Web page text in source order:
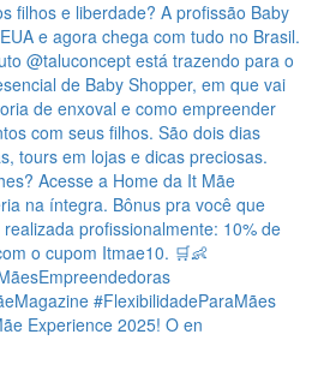
Experience 2025! O en